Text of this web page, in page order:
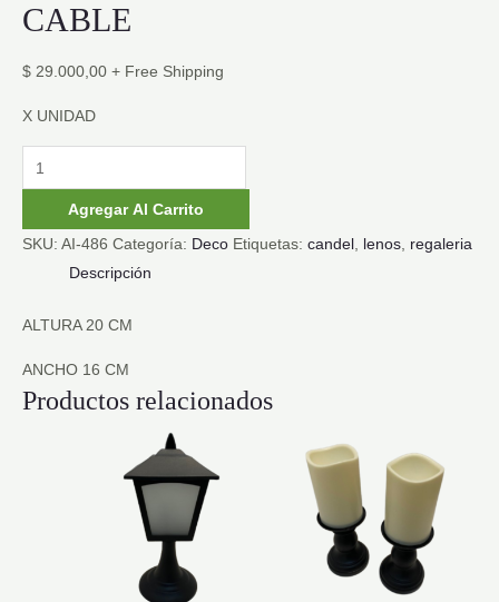
CABLE
$ 29.000,00 + Free Shipping
X UNIDAD
CANDEL
HOGAR
CABLE
cantidad
Agregar Al Carrito
SKU: AI-486 Categoría: Deco Etiquetas: candel lenos regaleria
Descripción
ALTURA 20 CM
ANCHO 16 CM
Productos relacionados